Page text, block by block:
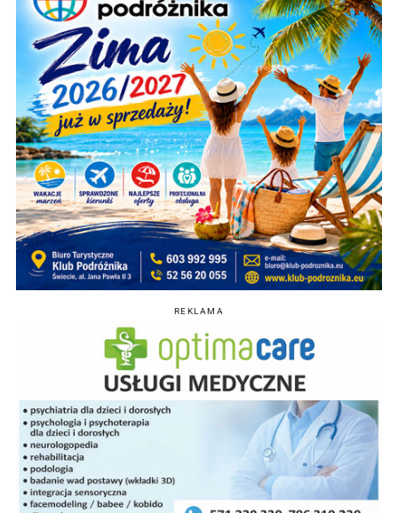
REKLAMA